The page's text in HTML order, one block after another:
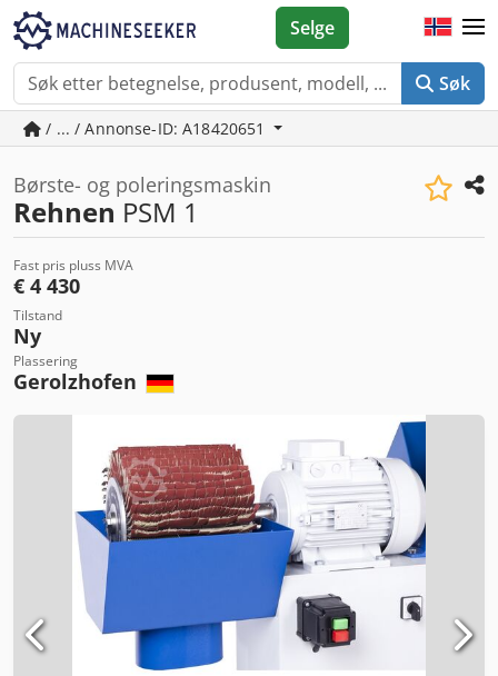
Søk
Selge
/ ... / Annonse-ID: A18420651
Børste- og poleringsmaskin
Rehnen PSM 1
Fast pris pluss MVA
€ 4 430
Tilstand
Ny
Plassering
Gerolzhofen